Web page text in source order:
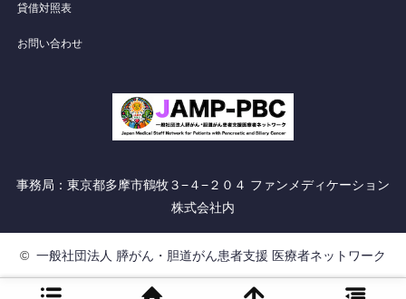
貸借対照表
お問い合わせ
事務局：東京都多摩市鶴牧３−４−２０４ ファンメディケーション
株式会社内
© 一般社団法人 膵がん・胆道がん患者支援 医療者ネットワーク